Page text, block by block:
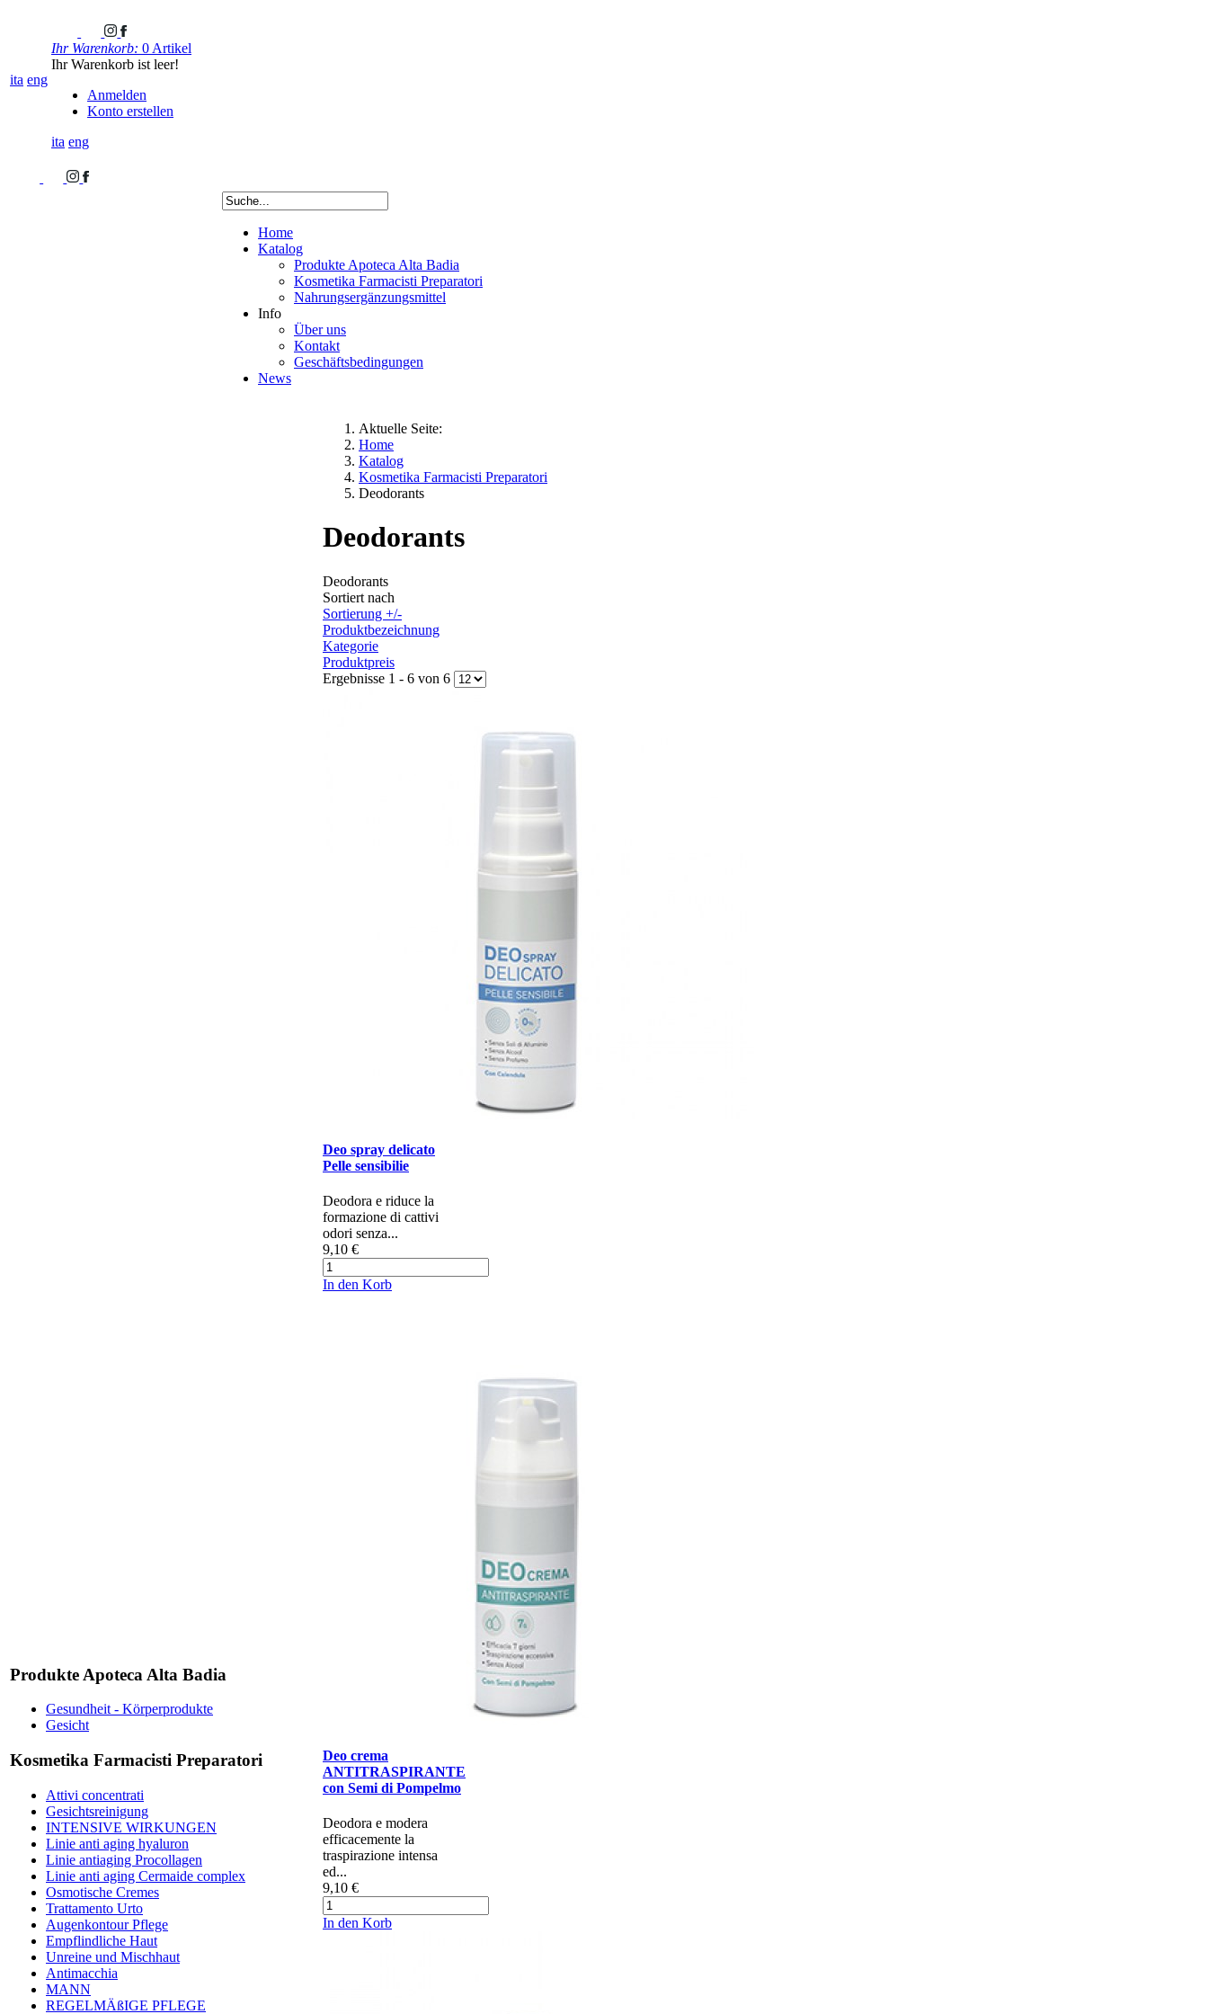
ita eng
Ihr Warenkorb: 0 Artikel
Ihr Warenkorb ist leer!
Anmelden
Konto erstellen
ita eng
Home
Katalog
Produkte Apoteca Alta Badia
Kosmetika Farmacisti Preparatori
Nahrungsergänzungsmittel
Info
Über uns
Kontakt
Geschäftsbedingungen
News
Produkte Apoteca Alta Badia
Gesundheit - Körperprodukte
Gesicht
Kosmetika Farmacisti Preparatori
Attivi concentrati
Gesichtsreinigung
INTENSIVE WIRKUNGEN
Linie anti aging hyaluron
Linie antiaging Procollagen
Linie anti aging Cermaide complex
Osmotische Cremes
Trattamento Urto
Augenkontour Pflege
Empflindliche Haut
Unreine und Mischhaut
Antimacchia
MANN
REGELMÄßIGE PFLEGE
Aktuelle Seite:
Home
Katalog
Kosmetika Farmacisti Preparatori
Deodorants
Deodorants
Deodorants
Sortiert nach
Sortierung +/-
Produktbezeichnung
Kategorie
Produktpreis
Ergebnisse 1 - 6 von 6
Deo spray delicato
Pelle sensibilie
Deodora e riduce la
formazione di cattivi
odori senza...
9,10 €
In den Korb
Deo crema
ANTITRASPIRANTE
con Semi di Pompelmo
Deodora e modera
efficacemente la
traspirazione intensa
ed...
9,10 €
In den Korb